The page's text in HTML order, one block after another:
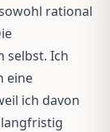
rational
selbst. Ich
eine
ich davon